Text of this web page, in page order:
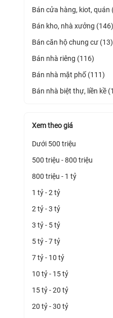
Bán cửa hàng, kiot, quán
Bán kho, nhà xưởng (146)
Bán căn hộ chung cư (13)
Bán nhà riêng (116)
Bán nhà mặt phố (111)
Bán nhà biệt thự, liền kề
Xem theo giá
Dưới 500 triệu
500 triệu - 800 triệu
800 triệu - 1 tỷ
1 tỷ - 2 tỷ
2 tỷ - 3 tỷ
3 tỷ - 5 tỷ
5 tỷ - 7 tỷ
7 tỷ - 10 tỷ
10 tỷ - 15 tỷ
15 tỷ - 20 tỷ
20 tỷ - 30 tỷ